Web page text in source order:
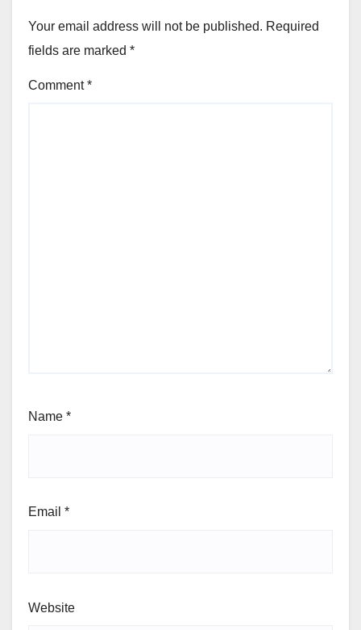
Your email address will not be published. Required
fields are marked *
Comment*
Name *
Email *
Website